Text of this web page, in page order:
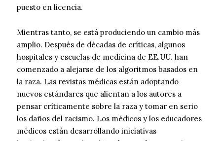
puesto en licencia.
Mientras tanto, se está produciendo un cambio más
amplio. Después de décadas de críticas, algunos
hospitales y escuelas de medicina de EE.UU. han
comenzado a alejarse de los algoritmos basados ​​en
la raza. Las revistas médicas están adoptando
nuevos estándares que alientan a los autores a
pensar críticamente sobre la raza y tomar en serio
los daños del racismo. Los médicos y los educadores
médicos están desarrollando iniciativas